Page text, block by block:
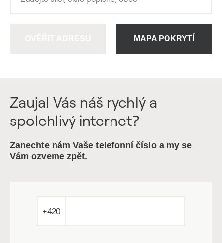
MAPA POKRYTÍ
Zaujal Vás náš rychlý a
spolehlivý internet?
Zanechte nám Vaše telefonní číslo a my se
Vám ozveme zpět.
+420